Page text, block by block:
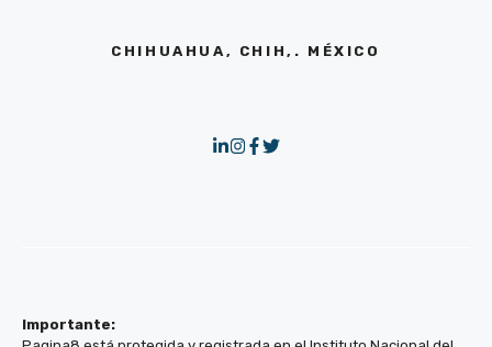
CHIHUAHUA, CHIH,. MÉXICO
Importante: